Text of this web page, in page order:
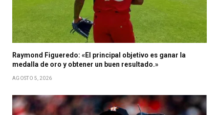
Raymond Figueredo: «El principal objetivo es ganar la
medalla de oro y obtener un buen resultado.»
AGOSTO 5, 2026